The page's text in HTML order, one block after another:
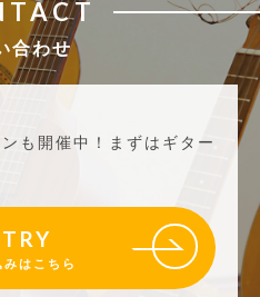
合わせ
も開催中！
まずはギター
みはこちら